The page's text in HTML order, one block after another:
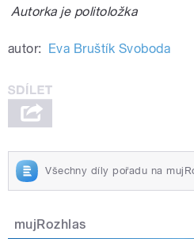
Autorka je politoložka
autor: Eva Bruštík Svoboda
Všechny díly pořadu na
mujRozhlas